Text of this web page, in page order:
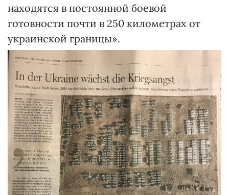
находятся в постоянной боевой
готовности почти в 250 километрах от
украинской границы».